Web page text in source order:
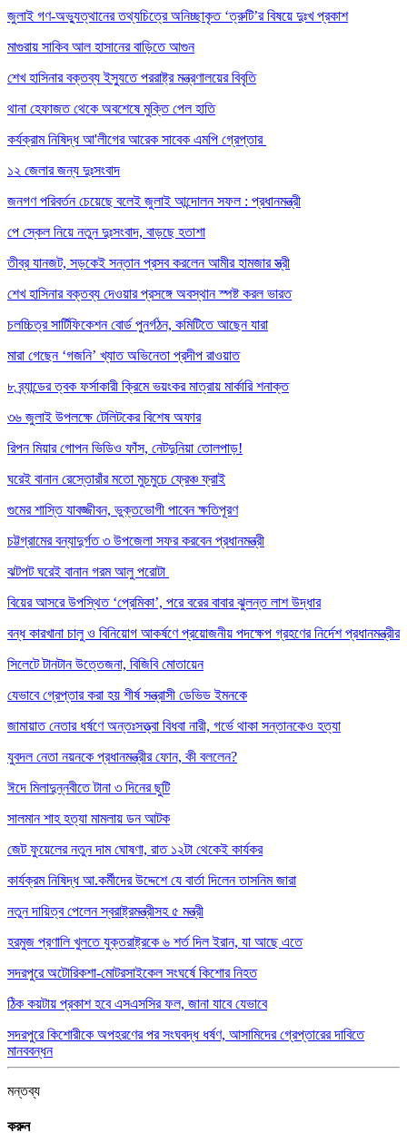
জুলাই গণ-অভ্যুত্থানের তথ্যচিত্রে অনিচ্ছাকৃত ‘ত্রুটি’র বিষয়ে দুঃখ প্রকাশ
মাগুরায় সাকিব আল হাসানের বাড়িতে আগুন
শেখ হাসিনার বক্তব্য ইস্যুতে পররাষ্ট্র মন্ত্রণালয়ের বিবৃতি
থানা হেফাজত থেকে অবশেষে মুক্তি পেল হাতি
কর্যক্রাম নিষিদ্ধ আ'লীগের আরেক সাবেক এমপি গ্রেপ্তার
১২ জেলার জন্য দুঃসংবাদ
জনগণ পরিবর্তন চেয়েছে বলেই জুলাই আন্দোলন সফল : প্রধানমন্ত্রী
পে স্কেল নিয়ে নতুন দুঃসংবাদ, বাড়ছে হতাশা
তীব্র যানজট, সড়কেই সন্তান প্রসব করলেন আমীর হামজার স্ত্রী
শেখ হাসিনার বক্তব্য দেওয়ার প্রসঙ্গে অবস্থান স্পষ্ট করল ভারত
চলচ্চিত্র সার্টিফিকেশন বোর্ড পুনর্গঠন, কমিটিতে আছেন যারা
মারা গেছেন ‘গজনি’ খ্যাত অভিনেতা প্রদীপ রাওয়াত
৮ ব্র্যান্ডের ত্বক ফর্সাকারী ক্রিমে ভয়ংকর মাত্রায় মার্কারি শনাক্ত
৩৬ জুলাই উপলক্ষে টেলিটকের বিশেষ অফার
রিপন মিয়ার গোপন ভিডিও ফাঁস, নেটদুনিয়া তোলপাড়!
ঘরেই বানান রেস্তোরাঁর মতো মুচমুচে ফ্রেঞ্চ ফ্রাই
গুমের শাস্তি যাবজ্জীবন, ভুক্তভোগী পাবেন ক্ষতিপূরণ
চট্টগ্রামের বন্যাদুর্গত ৩ উপজেলা সফর করবেন প্রধানমন্ত্রী
ঝটপট ঘরেই বানান গরম আলু পরোটা
বিয়ের আসরে উপস্থিত ‘প্রেমিকা’, পরে বরের বাবার ঝুলন্ত লাশ উদ্ধার
বন্ধ কারখানা চালু ও বিনিয়োগ আকর্ষণে প্রয়োজনীয় পদক্ষেপ গ্রহণের নির্দেশ প্রধানমন্ত্রীর
সিলেটে টানটান উত্তেজনা, বিজিবি মোতায়েন
যেভাবে গ্রেপ্তার করা হয় শীর্ষ সন্ত্রাসী ডেভিড ইমনকে
জামায়াত নেতার ধর্ষণে অন্তঃসত্ত্বা বিধবা নারী, গর্ভে থাকা সন্তানকেও হত্যা
যুবদল নেতা নয়নকে প্রধানমন্ত্রীর ফোন, কী বললেন?
ঈদে মিলাদুন্নবীতে টানা ৩ দিনের ছুটি
সালমান শাহ হত্যা মামলায় ডন আটক
জেট ফুয়েলের নতুন দাম ঘোষণা, রাত ১২টা থেকেই কার্যকর
কার্যক্রম নিষিদ্ধ আ.কর্মীদের উদ্দেশে যে বার্তা দিলেন তাসনিম জারা
নতুন দায়িত্ব পেলেন স্বরাষ্ট্রমন্ত্রীসহ ৫ মন্ত্রী
হরমুজ প্রণালি খুলতে যুক্তরাষ্ট্রকে ৬ শর্ত দিল ইরান, যা আছে এতে
সদরপুরে অটোরিকশা-মোটরসাইকেল সংঘর্ষে কিশোর নিহত
ঠিক কয়টায় প্রকাশ হবে এসএসসির ফল, জানা যাবে যেভাবে
সদরপুরে কিশোরীকে অপহরণের পর সংঘবদ্ধ ধর্ষণ, আসামিদের গ্রেপ্তারের দাবিতে
মানববন্ধন
মন্তব্য
করুন